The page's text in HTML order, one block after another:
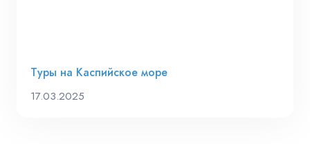
Туры на Каспийское море
17.03.2025